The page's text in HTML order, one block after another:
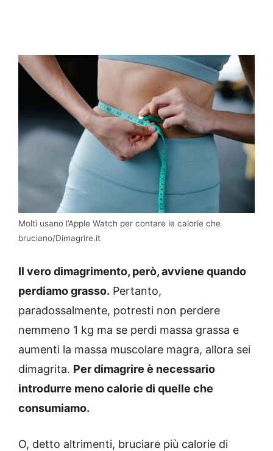
Molti usano l’Apple Watch per contare le calorie che
bruciano/Dimagrire.it
Il vero dimagrimento, però, avviene quando
perdiamo grasso. Pertanto,
paradossalmente, potresti non perdere
nemmeno 1 kg ma se perdi massa grassa e
aumenti la massa muscolare magra, allora sei
dimagrita. Per dimagrire è necessario
introdurre meno calorie di quelle che
consumiamo.
O, detto altrimenti, bruciare più calorie di